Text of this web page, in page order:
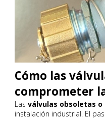
Cómo las
comprometer
Las válvulas obsoletas
instalación industrial. El